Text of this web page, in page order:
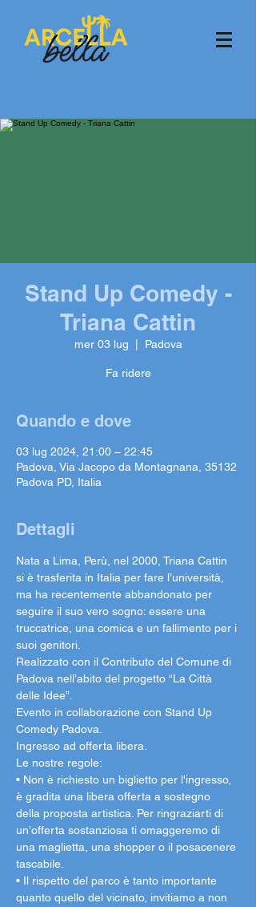
Stand Up Comedy -
Triana Cattin
mer 03 lug Padova
Fa ridere
Quando e dove
03 lug 2024, 21:00 – 22:45
Padova, Via Jacopo da Montagnana, 35132
Padova PD, Italia
Dettagli
Nata a Lima, Perù, nel 2000, Triana Cattin
si è trasferita in Italia per fare l’università,
ma ha recentemente abbandonato per
seguire il suo vero sogno: essere una
truccatrice, una comica e un fallimento per i
suoi genitori.
Realizzato con il Contributo del Comune di
Padova nell’abito del progetto “La Città
delle Idee”.
Evento in collaborazione con Stand Up
Comedy Padova.
Ingresso ad offerta libera.
Le nostre regole:
• Non è richiesto un biglietto per l'ingresso,
è gradita una libera offerta a sostegno
della proposta artistica. Per ringraziarti di
un’offerta sostanziosa ti omaggeremo di
una maglietta, una shopper o il posacenere
tascabile.
• Il rispetto del parco è tanto importante
quanto quello del vicinato, invitiamo a non